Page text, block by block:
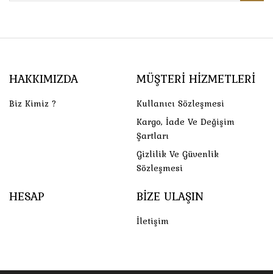
HAKKIMIZDA
Biz Kimiz ?
MÜŞTERI HIZMETLERI
Kullanıcı Sözleşmesi
Kargo, İade Ve Değişim
Şartları
Gizlilik Ve Güvenlik
Sözleşmesi
HESAP BIZE ULAŞIN
İletişim